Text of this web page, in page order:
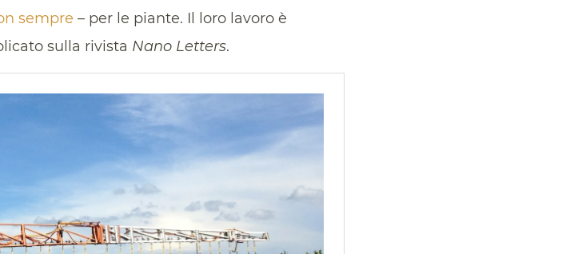
sempre – per le piante. Il loro lavoro è
sulla rivista Nano Letters.